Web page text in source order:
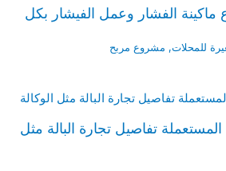
الفشار وعمل الفيشار بكل
للمحلات, مشروع مربح
تفاصيل تجارة البالة مثل